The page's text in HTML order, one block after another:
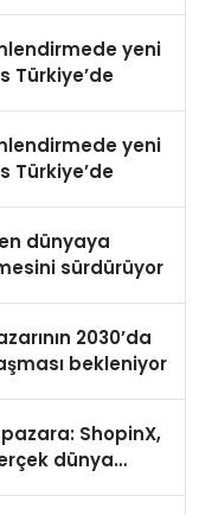
yeni
Türkiye’de
yeni
Türkiye’de
dünyaya
sürdürüyor
2030’da
bekleniyor
ShopinX,
dünya